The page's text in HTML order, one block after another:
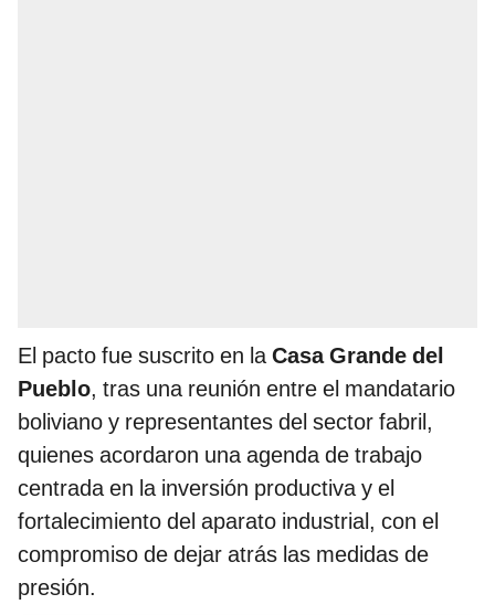
El pacto fue suscrito en laCasa Grande del
Pueblo, tras una reunión entre el mandatario
boliviano y representantes del sector fabril,
quienes acordaron una agenda de trabajo
centrada en la inversión productiva y el
fortalecimiento del aparato industrial, con el
compromiso de dejar atrás las medidas de
presión.